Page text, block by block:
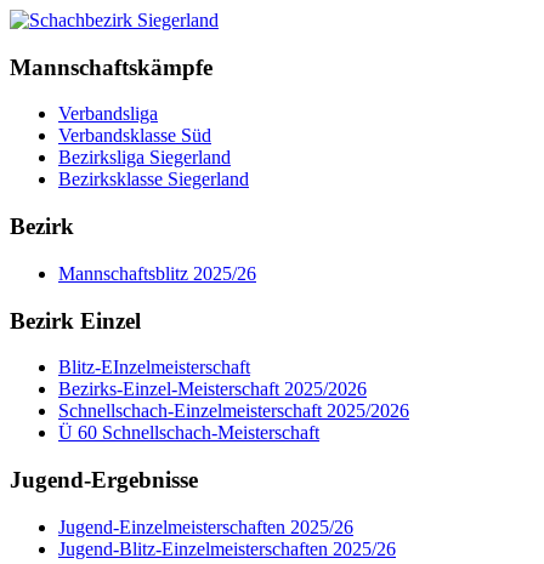
Mannschaftskämpfe
Verbandsliga
Verbandsklasse Süd
Bezirksliga Siegerland
Bezirksklasse Siegerland
Bezirk
Mannschaftsblitz 2025/26
Bezirk Einzel
Blitz-EInzelmeisterschaft
Bezirks-Einzel-Meisterschaft 2025/2026
Schnellschach-Einzelmeisterschaft 2025/2026
Ü 60 Schnellschach-Meisterschaft
Jugend-Ergebnisse
Jugend-Einzelmeisterschaften 2025/26
Jugend-Blitz-Einzelmeisterschaften 2025/26